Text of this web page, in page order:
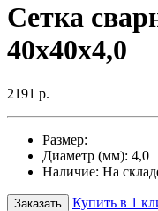
Сетка
40х40х4,0
2191 р.
Размер:
Диаметр (мм): 4,0
Наличие: На
Заказать
Купить в 1